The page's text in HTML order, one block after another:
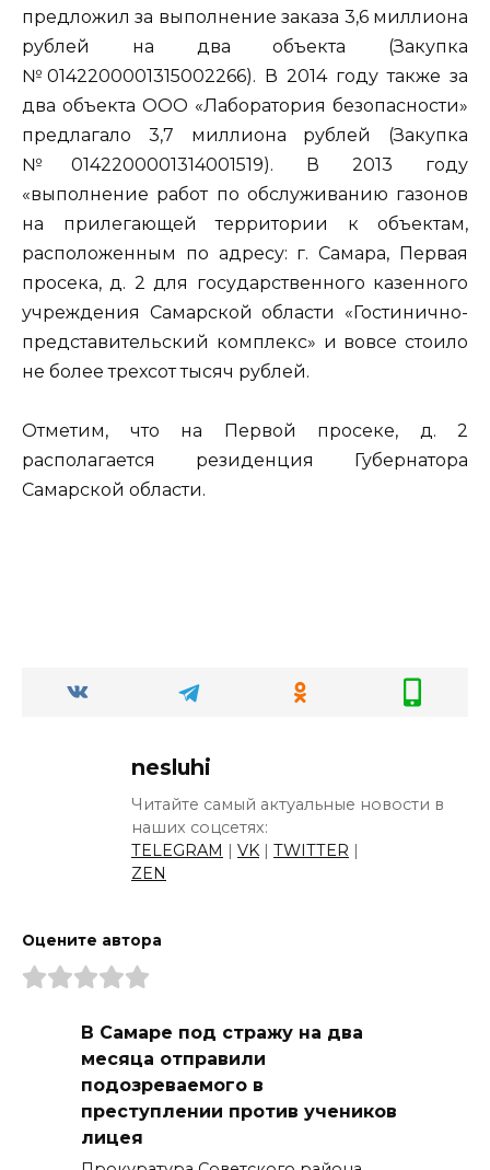
предложил за выполнение заказа 3,6 миллиона
рублей на два объекта (Закупка
№0142200001315002266). В 2014 году также за
два объекта ООО «Лаборатория безопасности»
предлагало 3,7 миллиона рублей (Закупка
№0142200001314001519). В 2013 году
«выполнение работ по обслуживанию газонов
на прилегающей территории к объектам,
расположенным по адресу: г. Самара, Первая
просека, д. 2 для государственного казенного
учреждения Самарской области «Гостинично-
представительский комплекс» и вовсе стоило
не более трехсот тысяч рублей.
Отметим, что на Первой просеке, д. 2
располагается резиденция Губернатора
Самарской области.
nesluhi
Читайте самый актуальные новости в
наших соцсетях:
TELEGRAM | VK | TWITTER |
ZEN
Оцените автора
В Самаре под стражу на два
месяца отправили
подозреваемого в
преступлении против учеников
лицея